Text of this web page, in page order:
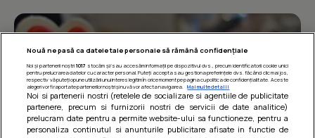
Nouă ne pasă ca datele tale personale să rămână confidențiale
Noi și partenerii noștri 1017 stocăm și/sau accesăm informații pe dispozitivul dvs., precum identificatorii cookie unici
pentru prelucrarea datelor cu caracter personal. Puteți accepta sau gestiona preferințele dvs. făcând clic mai jos,
respectiv vă puteți opune utilizării unui interes legitim în orice moment pe pagina cu politica de confidențialitate. Aceste
alegeri vor fi raportate partenerilor noștri și nu vă vor afecta navigarea.
Mai multe detalii
Noi si partenerii nostri (retelele de socializare si agentiile de publicitate
partenere, precum si furnizorii nostri de servicii de date analitice)
prelucram date pentru a permite website-ului sa functioneze, pentru a
personaliza continutul si anunturile publicitare afisate in functie de